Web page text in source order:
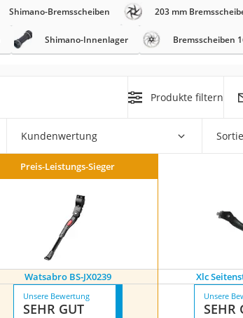
Shimano-Bremsscheiben 203 mm
Shimano-Innenlager Bremsscheiben
Produkte filtern
Kundenwertung
Preis-Leistungs-Sieger
Watsabro BS-JX0239 Xlc
Unsere Bewertung
SEHR GUT
Unsere
SEHR